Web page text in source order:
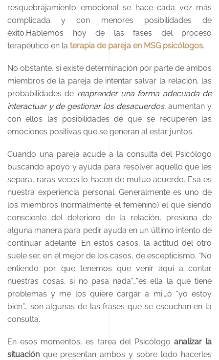
resquebrajamiento emocional se hace cada vez más
complicada y con menores posibilidades de
éxito.Hablemos hoy de las fases del proceso
terapéutico en la terapia de pareja en MSG psicólogos.
No obstante, si existe determinación por parte de ambos
miembros de la pareja de intentar salvar la relación, las
probabilidades de reaprender una forma adecuada de
interactuar y de gestionar los desacuerdos, aumentan y
con ellos las posibilidades de que se recuperen las
emociones positivas que se generan al estar juntos.
Cuando una pareja acude a la consulta del Psicólogo
buscando apoyo y ayuda para resolver aquello que les
separa, raras veces lo hacen de mutuo acuerdo. Esa es
nuestra experiencia personal. Generalmente es uno de
los miembros (normalmente el femenino) el que siendo
consciente del deterioro de la relación, presiona de
alguna manera para pedir ayuda en un último intento de
continuar adelante. En estos casos, la actitud del otro
suele ser, en el mejor de los casos, de escepticismo. “No
entiendo por que tenemos que venir aquí a contar
nuestras cosas, si no pasa nada”…”es ella la que tiene
problemas y me los quiere cargar a mi”…ó “yo estoy
bien”… son algunas de las frases que se escuchan en la
consulta.
En esos momentos, es tarea del Psicólogo analizar la
situación que presentan ambos y sobre todo hacerles